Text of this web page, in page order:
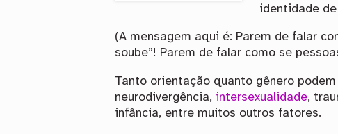
identidade
(A mensagem aqui é: Parem de falar
soube”! Parem de falar como se
Tanto orientação quanto gênero
neurodivergência, intersexualidade,
infância, entre muitos outros fatores.